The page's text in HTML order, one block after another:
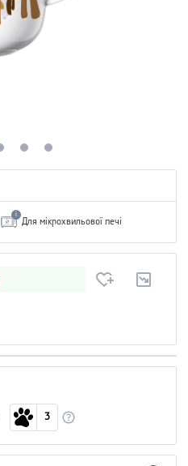
i
Для мікрохвильової печі
3